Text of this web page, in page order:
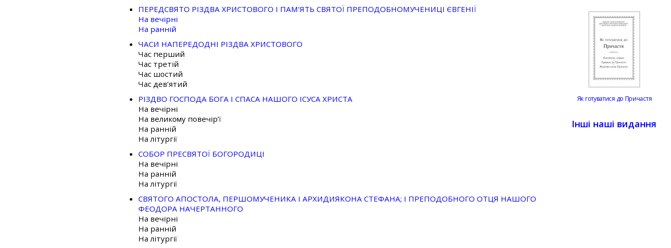
ПЕРЕДСВЯТО РІЗДВА ХРИСТОВОГО І ПАМ’ЯТЬ СВЯТОЇ ПРЕПОДОБНОМУЧЕНИЦІ ЄВГЕНІЇ
На вечірні
На ранній
ЧАСИ НАПЕРЕДОДНІ РІЗДВА ХРИСТОВОГО
Час перший
Час третій
Час шостий
Час дев’ятий
РІЗДВО ГОСПОДА БОГА І СПАСА НАШОГО ІСУСА ХРИСТА
На вечірні
На великому повечір’ї
На ранній
На літургії
СОБОР ПРЕСВЯТОЇ БОГОРОДИЦІ
На вечірні
На ранній
На літургії
СВЯТОГО АПОСТОЛА, ПЕРШОМУЧЕНИКА І АРХИДИЯКОНА СТЕФАНА; І ПРЕПОДОБНОГО ОТЦЯ НАШОГО
ФЕОДОРА НАЧЕРТАННОГО
На вечірні
На ранній
На літургії
Як готуватися до Причастя
Інші наші видання